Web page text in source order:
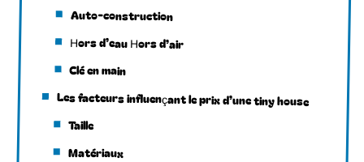
Auto-construction
Hors d’eau Hors d’air
Clé en main
Les facteurs influençant le prix d’une tiny house
Taille
Matériaux